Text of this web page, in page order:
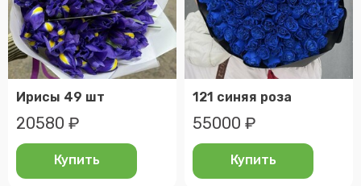
Ирисы 49 шт
20580 ₽
Купить
121 синяя роза
55000 ₽
Купить